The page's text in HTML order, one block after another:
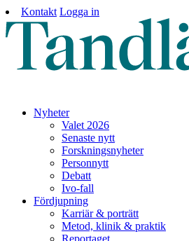
Kontakt Logga in
Nyheter
Valet 2026
Senaste nytt
Forskningsnyheter
Personnytt
Debatt
Ivo-fall
Fördjupning
Karriär & porträtt
Metod, klinik & praktik